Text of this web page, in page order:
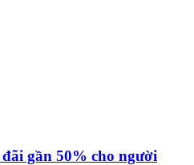
gần 50% cho người